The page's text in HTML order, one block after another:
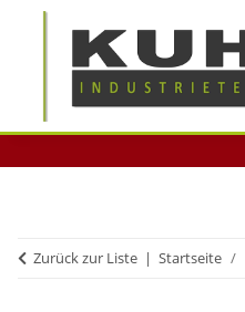
Zurück zur Liste Startseite